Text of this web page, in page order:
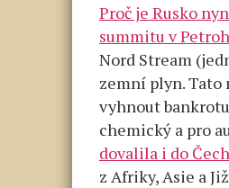
Proč je Rusko
summitu v
Nord Stream
zemní plyn. Tato
vyhnout
chemický a pro
dovalila i do Čech
z Afriky, Asie a